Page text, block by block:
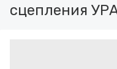
сцепления